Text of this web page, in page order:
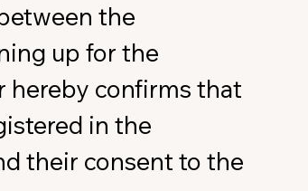
the
up for the
hereby confirms that
in the
their consent to the